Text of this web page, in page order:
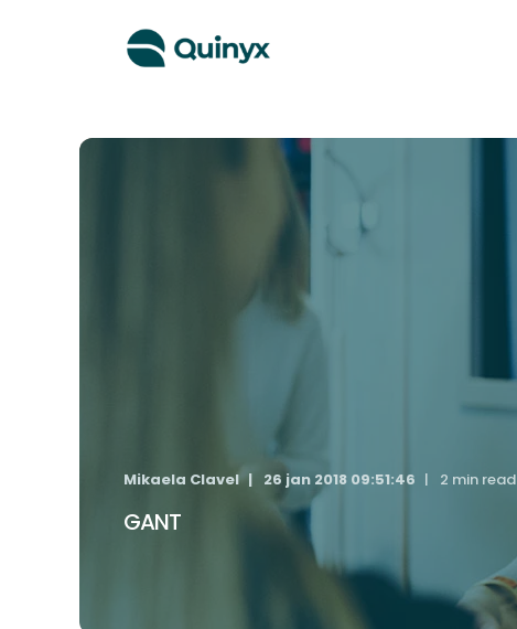
Mikaela Clavel 26 jan 2018 09:51:46 2 min read
GANT